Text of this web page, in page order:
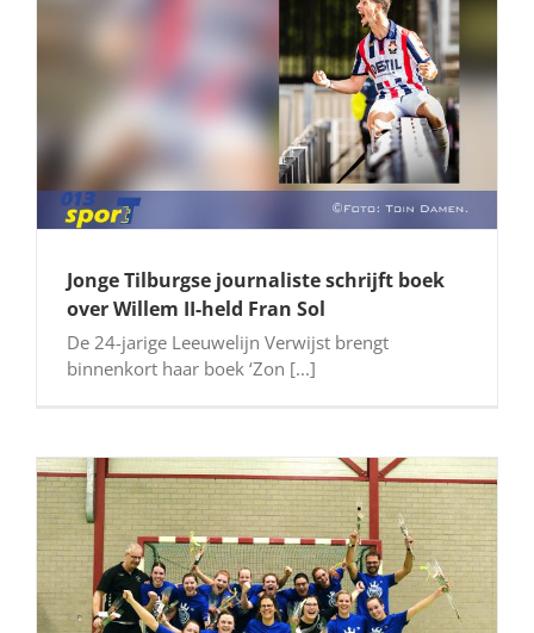
Jonge Tilburgse journaliste schrijft boek
over Willem II-held Fran Sol
De 24-jarige Leeuwelijn Verwijst brengt
binnenkort haar boek ‘Zon [...]